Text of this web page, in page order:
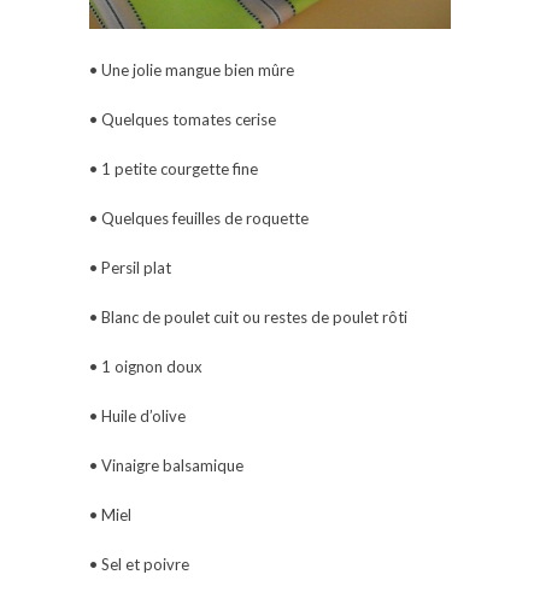
• Une jolie mangue bien mûre
• Quelques tomates cerise
• 1 petite courgette fine
• Quelques feuilles de roquette
• Persil plat
• Blanc de poulet cuit ou restes de poulet rôti
• 1 oignon doux
• Huile d’olive
• Vinaigre balsamique
• Miel
• Sel et poivre